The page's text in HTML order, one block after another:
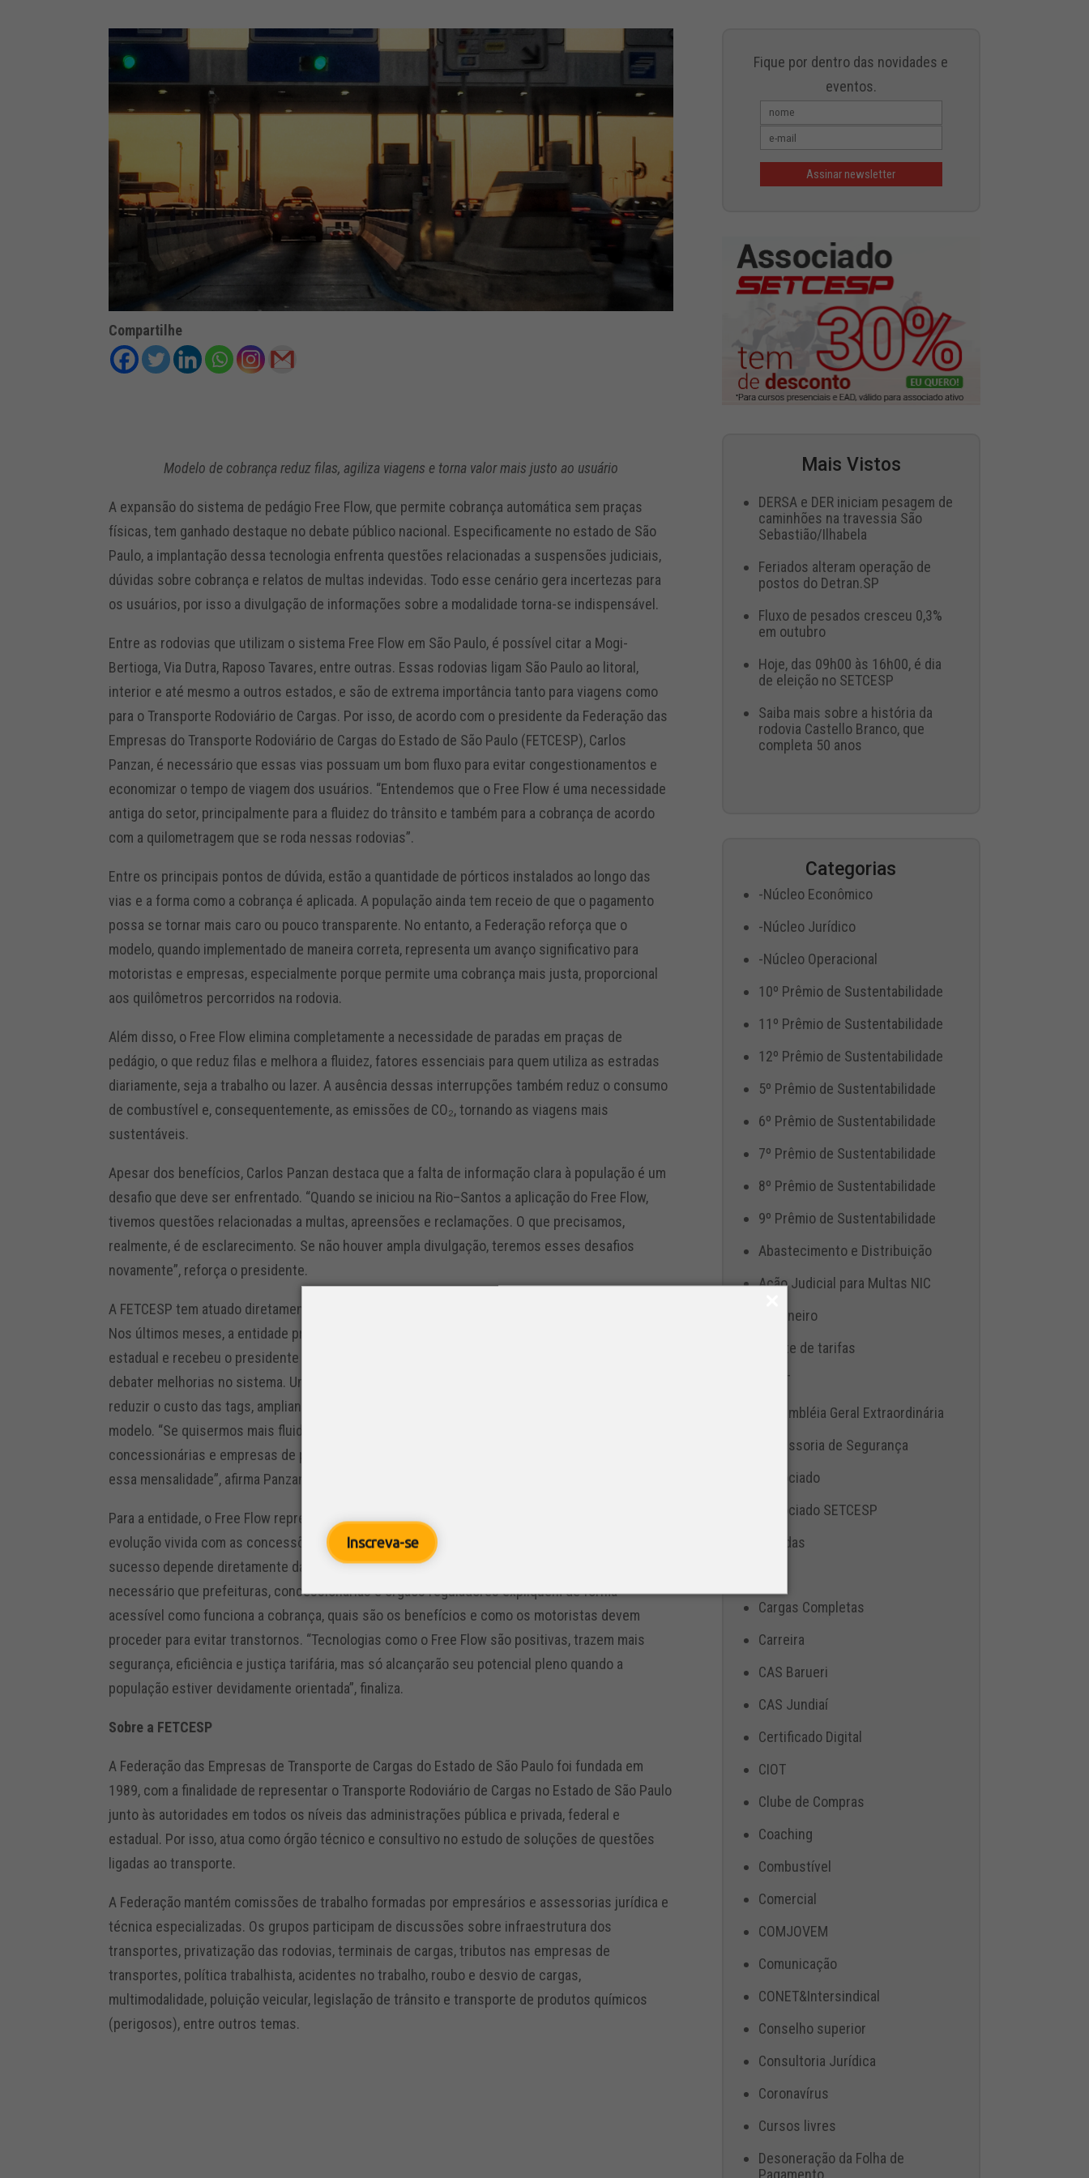
Inscreva-se
Compartilhe
Modelo de cobrança reduz filas, agiliza viagens e torna valor mais justo ao usuário
A expansão do sistema de pedágio Free Flow, que permite cobrança automática sem praças
físicas, tem ganhado destaque no debate público nacional. Especificamente no estado de São
Paulo, a implantação dessa tecnologia enfrenta questões relacionadas a suspensões judiciais,
dúvidas sobre cobrança e relatos de multas indevidas. Todo esse cenário gera incertezas para
os usuários, por isso a divulgação de informações sobre a modalidade torna-se indispensável.
Entre as rodovias que utilizam o sistema Free Flow em São Paulo, é possível citar a Mogi-
Bertioga, Via Dutra, Raposo Tavares, entre outras. Essas rodovias ligam São Paulo ao litoral,
interior e até mesmo a outros estados, e são de extrema importância tanto para viagens como
para o Transporte Rodoviário de Cargas. Por isso, de acordo com o presidente da Federação das
Empresas do Transporte Rodoviário de Cargas do Estado de São Paulo (FETCESP), Carlos
Panzan, é necessário que essas vias possuam um bom fluxo para evitar congestionamentos e
economizar o tempo de viagem dos usuários. “Entendemos que o Free Flow é uma necessidade
antiga do setor, principalmente para a fluidez do trânsito e também para a cobrança de acordo
com a quilometragem que se roda nessas rodovias”.
Entre os principais pontos de dúvida, estão a quantidade de pórticos instalados ao longo das
vias e a forma como a cobrança é aplicada. A população ainda tem receio de que o pagamento
possa se tornar mais caro ou pouco transparente. No entanto, a Federação reforça que o
modelo, quando implementado de maneira correta, representa um avanço significativo para
motoristas e empresas, especialmente porque permite uma cobrança mais justa, proporcional
aos quilômetros percorridos na rodovia.
Além disso, o Free Flow elimina completamente a necessidade de paradas em praças de
pedágio, o que reduz filas e melhora a fluidez, fatores essenciais para quem utiliza as estradas
diariamente, seja a trabalho ou lazer. A ausência dessas interrupções também reduz o consumo
de combustível e, consequentemente, as emissões de CO₂, tornando as viagens mais
sustentáveis.
Apesar dos benefícios, Carlos Panzan destaca que a falta de informação clara à população é um
desafio que deve ser enfrentado. “Quando se iniciou na Rio–Santos a aplicação do Free Flow,
tivemos questões relacionadas a multas, apreensões e reclamações. O que precisamos,
realmente, é de esclarecimento. Se não houver ampla divulgação, teremos esses desafios
novamente”, reforça o presidente.
A FETCESP tem atuado diretamente para aprimorar a implantação da tecnologia em São Paulo.
Nos últimos meses, a entidade promoveu eventos com especialistas, reuniu-se com o governo
estadual e recebeu o presidente da Agência Nacional de Transportes Terrestres (ANTT) para
debater melhorias no sistema. Um dos pontos defendidos pela Federação é a necessidade de
reduzir o custo das tags, ampliando a adesão dos usuários e garantindo maior eficiência ao
modelo. “Se quisermos mais fluidez e menos problemas, é fundamental que o Estado,
concessionárias e empresas de pagamento eletrônico discutam, juntos, formas de baratear
essa mensalidade”, afirma Panzan.
Para a entidade, o Free Flow representa uma modernização natural e necessária, semelhante à
evolução vivida com as concessões rodoviárias no estado nos últimos anos. Entretanto, seu
sucesso depende diretamente da comunicação com a sociedade. Segundo Panzan, é
necessário que prefeituras, concessionárias e órgãos reguladores expliquem de forma
acessível como funciona a cobrança, quais são os benefícios e como os motoristas devem
proceder para evitar transtornos. “Tecnologias como o Free Flow são positivas, trazem mais
segurança, eficiência e justiça tarifária, mas só alcançarão seu potencial pleno quando a
população estiver devidamente orientada”, finaliza.
Sobre a FETCESP
A Federação das Empresas de Transporte de Cargas do Estado de São Paulo foi fundada em
1989, com a finalidade de representar o Transporte Rodoviário de Cargas no Estado de São Paulo
junto às autoridades em todos os níveis das administrações pública e privada, federal e
estadual. Por isso, atua como órgão técnico e consultivo no estudo de soluções de questões
ligadas ao transporte.
A Federação mantém comissões de trabalho formadas por empresários e assessorias jurídica e
técnica especializadas. Os grupos participam de discussões sobre infraestrutura dos
transportes, privatização das rodovias, terminais de cargas, tributos nas empresas de
transportes, política trabalhista, acidentes no trabalho, roubo e desvio de cargas,
multimodalidade, poluição veicular, legislação de trânsito e transporte de produtos químicos
(perigosos), entre outros temas.
Fique por dentro das novidades e
eventos.
Mais Vistos
DERSA e DER iniciam pesagem de
caminhões na travessia São
Sebastião/Ilhabela
Feriados alteram operação de
postos do Detran.SP
Fluxo de pesados cresceu 0,3%
em outubro
Hoje, das 09h00 às 16h00, é dia
de eleição no SETCESP
Saiba mais sobre a história da
rodovia Castello Branco, que
completa 50 anos
Categorias
-Núcleo Econômico
-Núcleo Jurídico
-Núcleo Operacional
10º Prêmio de Sustentabilidade
11º Prêmio de Sustentabilidade
12º Prêmio de Sustentabilidade
5º Prêmio de Sustentabilidade
6º Prêmio de Sustentabilidade
7º Prêmio de Sustentabilidade
8º Prêmio de Sustentabilidade
9º Prêmio de Sustentabilidade
Abastecimento e Distribuição
Ação Judicial para Multas NIC
Aduaneiro
Ajuste de tarifas
ANTT
Assembléia Geral Extraordinária
Assessoria de Segurança
Associado
Associado SETCESP
Bebidas
Cargas Completas
Carreira
CAS Barueri
CAS Jundiaí
Certificado Digital
CIOT
Clube de Compras
Coaching
Combustível
Comercial
COMJOVEM
Comunicação
CONET&Intersindical
Conselho superior
Consultoria Jurídica
Coronavírus
Cursos livres
Desoneração da Folha de